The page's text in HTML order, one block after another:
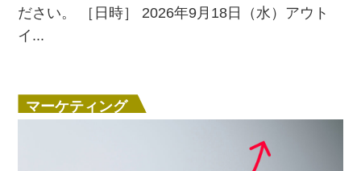
ださい。 ［日時］ 2026年9月18日（水）アウト
イ...
マーケティング